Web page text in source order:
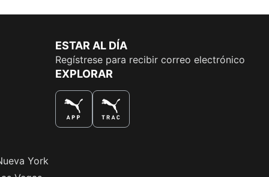
York
ESTAR AL DÍA
Regístrese para recibir correo electrónico
EXPLORAR